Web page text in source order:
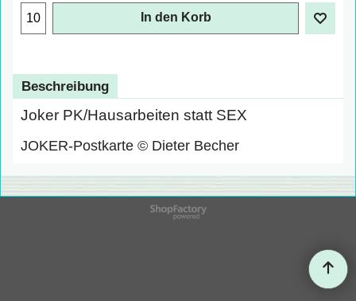
In den Korb
Beschreibung
Joker PK/Hausarbeiten statt SEX
JOKER-Postkarte © Dieter Becher
WebShop erstellt mit
ShopFactory Shop